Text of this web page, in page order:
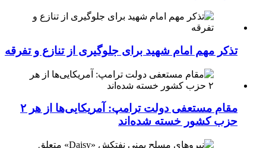
تذکر مهم امام شهید برای جلوگیری از تنازع و تفرقه
مقام مستعفی دولت ترامپ: آمریکایی‌ها از هر ۲
حزب کشور خسته شده‌اند